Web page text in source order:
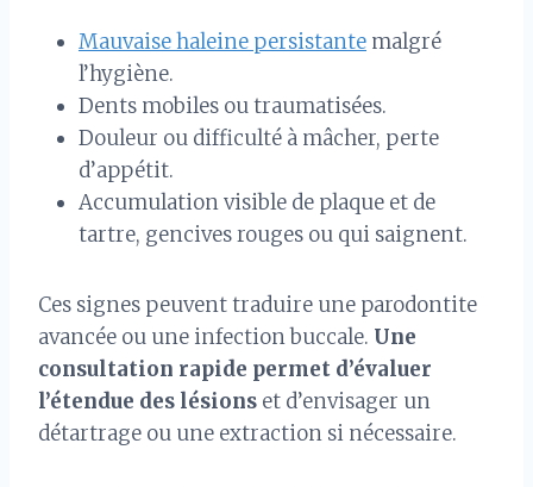
Mauvaise haleine persistante malgré
l’hygiène.
Dents mobiles ou traumatisées.
Douleur ou difficulté à mâcher, perte
d’appétit.
Accumulation visible de plaque et de
tartre, gencives rouges ou qui saignent.
Ces signes peuvent traduire une parodontite
avancée ou une infection buccale. Une
consultation rapide permet d’évaluer
l’étendue des lésions et d’envisager un
détartrage ou une extraction si nécessaire.